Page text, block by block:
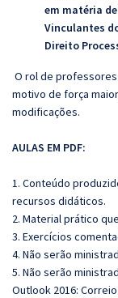
em matéria
Vinculantes
Direito
O rol de
motivo de força
modificações.
AULAS EM PDF:
1. Conteúdo
recursos didáticos.
2. Material prático
3. Exercícios
4. Não serão
5. Não serão
Outlook 2016: